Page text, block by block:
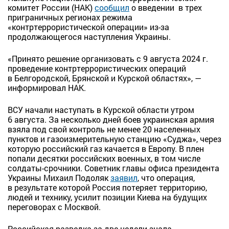
комитет России (НАК)сообщил о введении в трех
приграничных регионах режима
«контртеррористической операции» из-за
продолжающегося наступления Украины.
«Принято решение организовать с 9 августа 2024 г.
проведение контртеррористических операций
в Белгородской, Брянской и Курской областях», —
информировал НАК.
ВСУ начали наступать в Курской области утром
6 августа. За несколько дней боев украинская армия
взяла под свой контроль не менее 20 населенных
пунктов и газоизмерительную станцию «Суджа», через
которую российский газ качается в Европу. В плен
попали десятки российских военных, в том числе
солдаты-срочники. Советник главы офиса президента
Украины Михаил Подолякзаявил, что операция,
в результате которой Россия потеряет территорию,
людей и технику, усилит позиции Киева на будущих
переговорах с Москвой.